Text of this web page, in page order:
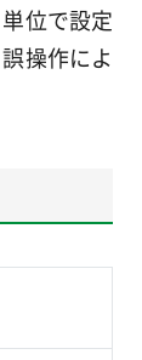
位で設定
操作によ